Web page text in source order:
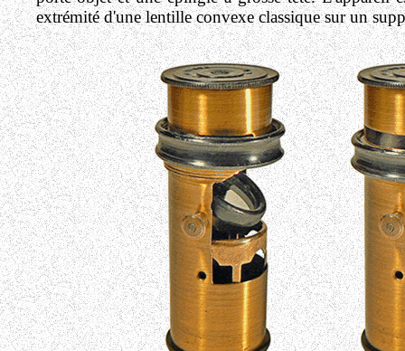
extrémité d'une lentille convexe classique sur un